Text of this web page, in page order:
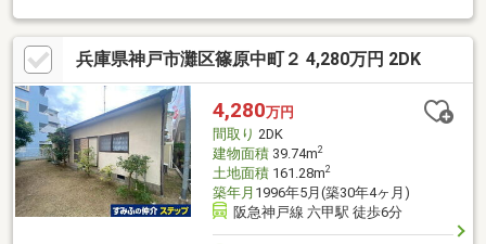
地です【周辺環境】・関西スーパー琵琶店 約３５４ｍ・ウェル
ブ六甲道２番館 約４９６ｍ・パル・ヤマト六甲店 約１８８
ｍ・ローソン灘鳥帽子一丁目店 約１３７ｍ・神戸市立灘小学
校 約７３４ｍ・神戸市立鳥帽子中学校 約１８１ｍ・灘郵便
局 約４９０ｍ
兵庫県神戸市灘区篠原中町２ 4,280万円 2DK
4,280万円
間取り 2DK
建物面積39.74m2
土地面積161.28m2
築年月 1996年5月(築30年4ヶ月)
阪急神戸線 六甲駅 徒歩6分